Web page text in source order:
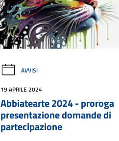
AVVISI
19 APRILE 2024
Abbiatearte 2024 - proroga
presentazione domande di
partecipazione